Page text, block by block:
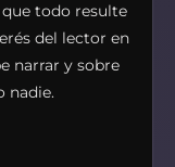
todo resulte
del lector en
narrar y sobre
nadie.